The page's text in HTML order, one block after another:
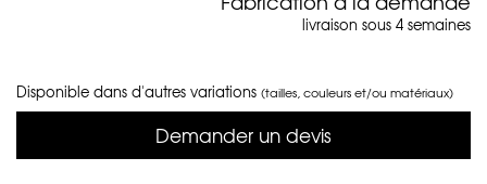
livraison sous 4 semaines
Disponible dans d'autres variations (tailles, couleurs et/ou matériaux)
Demander un devis